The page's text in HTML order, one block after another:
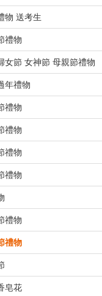
物 送考生
禮物
女節 女神節 母親節禮物
年禮物
禮物
禮物
禮物
禮物
禮物
禮物
皂花